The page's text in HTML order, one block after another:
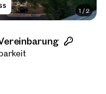
1 /2
Vorname
Nachname